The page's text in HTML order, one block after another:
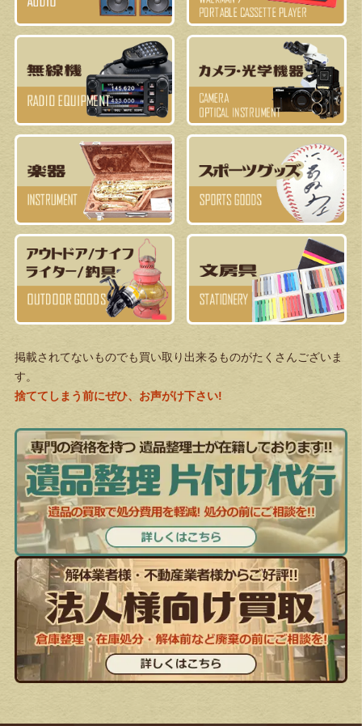
掲載されてないものでも買い取り出来るものがたくさんございま
す。
捨ててしまう前にぜひ、お声がけ下さい!